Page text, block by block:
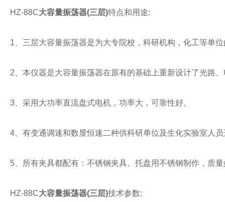
HZ-88C大容量振荡器(三层)特点和用途:
1、三层大容量振荡器是为大专院校，科研机构，化工等单
2、本仪器是大容量振荡器在原有的基础上重新设计了光路
3、采用大功率直流盘式电机，功率大，可靠性好。
4、有变通调速和数显恒速二种供科研单位及生化实验室人
5、所有夹具都配有：不锈钢夹具。托盘用不锈钢制作，质
HZ-88C大容量振荡器(三层)技术参数: